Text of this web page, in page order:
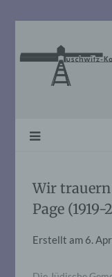
Wir
Page (1919-
Erstellt am 6.